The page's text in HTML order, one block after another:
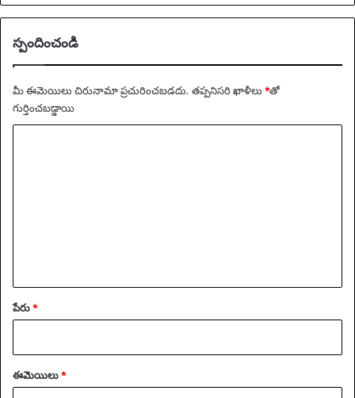
క్
కా
చ్చు
|
సి
స్పందించండి
మీ ఈమెయిలు చిరునామా ప్రచురించబడదు. తప్పనిసరి ఖాళీలు *‌తో
గుర్తించబడ్డాయి
పేరు*
ఈమెయిలు*